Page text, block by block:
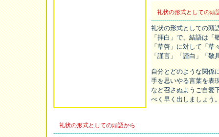
礼状の形式としての頭
礼状の形式としての頭
「拝白」で、結語は「
「草啓」に対して「草
「謹言」「謹白」「敬
自分とどのような関係
手を思いやる言葉を表
など召さぬようご自愛
べく早く出しましょう
礼状の形式としての頭語から